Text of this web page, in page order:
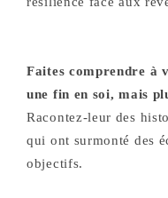
Faites comprendre à
une fin en soi, mais
Racontez-leur des
qui ont surmonté des
objectifs.